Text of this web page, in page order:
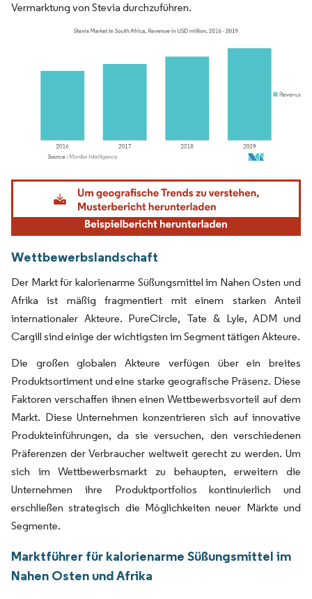
Vermarktung von Stevia durchzuführen.
Bild © Mordor Intelligence. Wiederverwendung erfordert Namensnennung gemäß
Wettbewerbslandschaft
Der Markt für kalorienarme Süßungsmittel im Nahen Osten und
Afrika ist mäßig fragmentiert mit einem starken Anteil
internationaler Akteure. PureCircle, Tate & Lyle, ADM und
Cargill sind einige der wichtigsten im Segment tätigen Akteure.
Die großen globalen Akteure verfügen über ein breites
Produktsortiment und eine starke geografische Präsenz. Diese
Faktoren verschaffen ihnen einen Wettbewerbsvorteil auf dem
Markt. Diese Unternehmen konzentrieren sich auf innovative
Produkteinführungen, da sie versuchen, den verschiedenen
Präferenzen der Verbraucher weltweit gerecht zu werden. Um
sich im Wettbewerbsmarkt zu behaupten, erweitern die
Unternehmen ihre Produktportfolios kontinuierlich und
erschließen strategisch die Möglichkeiten neuer Märkte und
Segmente.
Marktführer für kalorienarme Süßungsmittel im
Nahen Osten und Afrika